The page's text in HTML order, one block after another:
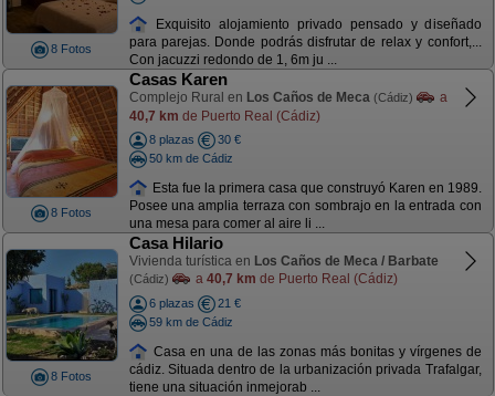
8 Fotos
Exquisito alojamiento privado pensado y diseñado
para parejas. Donde podrás disfrutar de relax y confort,...
Con jacuzzi redondo de 1, 6m ju ...
8 Fotos
Casas Karen
Complejo Rural en Los Caños de Meca (Cádiz)
a
40,7 km de Puerto Real (Cádiz)
8 plazas
30 €
50 km de Cádiz
Esta fue la primera casa que construyó Karen en 1989.
Posee una amplia terraza con sombrajo en la entrada con
una mesa para comer al aire li ...
8 Fotos
Casa Hilario
Vivienda turística en Los Caños de Meca / Barbate
(Cádiz) a 40,7 km de Puerto Real (Cádiz)
6 plazas
21 €
59 km de Cádiz
Casa en una de las zonas más bonitas y vírgenes de
cádiz. Situada dentro de la urbanización privada Trafalgar,
tiene una situación inmejorab ...